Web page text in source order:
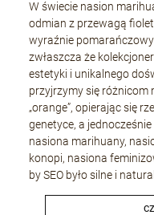
W świecie nasion
odmian z przewagą
wyraźnie
zwłaszcza że
estetyki i unikalnego
przyjrzymy się różnicom
„orange”, opierając się
genetyce, a
nasiona marihuany,
konopi, nasiona
by SEO było silne i